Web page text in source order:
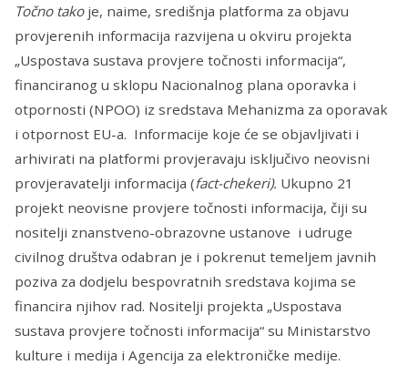
Točno takoje, naime, središnja platforma za objavu
provjerenih informacija razvijena u okviru projekta
„Uspostava sustava provjere točnosti informacija“,
financiranog u sklopu Nacionalnog plana oporavka i
otpornosti (NPOO) iz sredstava Mehanizma za oporavak
i otpornost EU-a. Informacije koje će se objavljivati i
arhivirati na platformi provjeravaju isključivo neovisni
provjeravatelji informacija (fact-chekeri). Ukupno 21
projekt neovisne provjere točnosti informacija, čiji su
nositelji znanstveno-obrazovne ustanove i udruge
civilnog društva odabran je i pokrenut temeljem javnih
poziva za dodjelu bespovratnih sredstava kojima se
financira njihov rad. Nositelji projekta „Uspostava
sustava provjere točnosti informacija“ su Ministarstvo
kulture i medija i Agencija za elektroničke medije.